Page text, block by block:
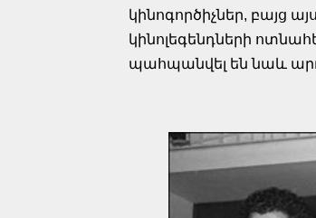
կինոգործիչներ, բայց
կինոլեգենդների
պահպանվել են նաև